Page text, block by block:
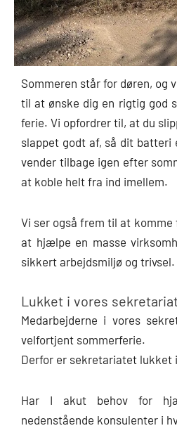
Sommeren står for døren, og
til at ønske dig en rigtig god
ferie. Vi opfordrer til, at du
slappet godt af, så dit batteri
vender tilbage igen efter
at koble helt fra ind imellem.
Vi ser også frem til at
at hjælpe en masse
sikkert arbejdsmiljø og trivsel.
Lukket i vores
Medarbejderne i vores
velfortjent sommerferie.
Derfor er sekretariatet lukket
Har I akut behov for
nedenstående konsulenter i